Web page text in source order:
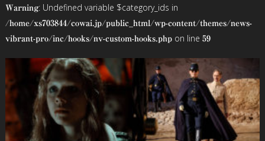
ゲ
ー
シ
ョ
ン
Warning: Undefined variable $category_ids in
/home/xs703844/cowai.jp/public_html/wp-content/themes/news-
vibrant-pro/inc/hooks/nv-custom-hooks.phpon line 59